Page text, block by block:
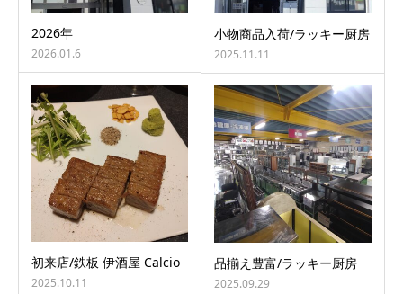
2026年
2026.01.6
小物商品入荷/ラッキー厨房
2025.11.11
初来店/鉄板 伊酒屋 Calcio
2025.10.11
品揃え豊富/ラッキー厨房
2025.09.29